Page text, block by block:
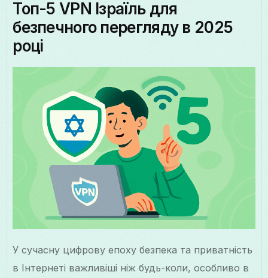
Топ-5 VPN Ізраїль для
безпечного перегляду в 2025
році
У сучасну цифрову епоху безпека та приватність
в Інтернеті важливіші ніж будь-коли, особливо в